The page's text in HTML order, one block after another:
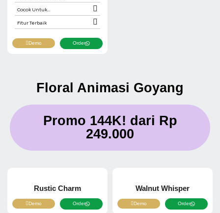
Cocok Untuk...
Fitur Terbaik
Demo Order
Floral Animasi Goyang
Promo 144K! dari Rp
249.000
Rustic Charm
Demo Order
Walnut Whisper
Demo Order